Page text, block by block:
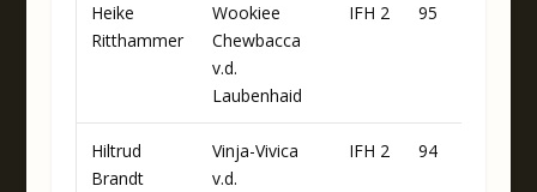
Heike
Ritthammer
Wookiee
Chewbacca
v.d.
Laubenhaid
IFH 2 95
Hiltrud
Brandt
Vinja-Vivica
v.d.
IFH 2 94